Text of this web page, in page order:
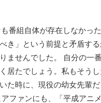
番組自体が存在しなかっ
き」という前提と矛盾す
ませんでした。 自分の一
居たでしょう。私もそう
た時に、現役の幼女先輩
ファンにも、「平成アニ